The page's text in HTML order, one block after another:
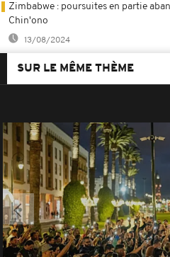
Zimbabwe : poursuites en partie
Chin'ono
13/08/2024
SUR LE MÊME THÈME